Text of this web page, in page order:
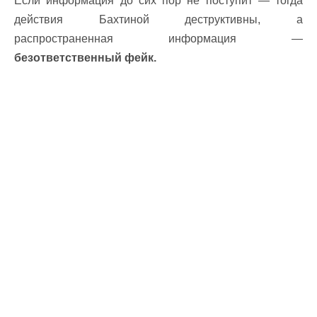
действия Бахтиной деструктивны, а
распространенная информация —
безответственный фейк.